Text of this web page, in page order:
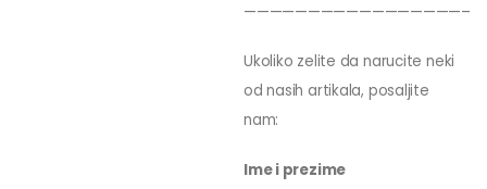
—————————————————–
Ukoliko zelite da narucite neki
od nasih artikala, posaljite
nam:
Ime i prezime